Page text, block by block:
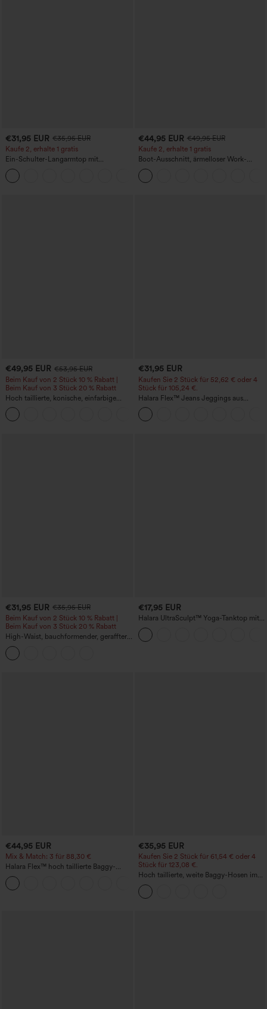
€31,95 EUR €35,95 EUR
Kaufe 2, erhalte 1 gratis
Ein-Schulter-Langarmtop mit
Daumenloch, geschwungener Saum
(High-Low), schnell trocknend – Yoga-
Sporttop mit integriertem BH
€44,95 EUR €49,95 EUR
Kaufe 2, erhalte 1 gratis
Boot-Ausschnitt, ärmelloser Work-
Jumpsuit mit seitlicher Bindung,
kühlender Cool-Touch-Effekt, gestreift
und mit Taschen – Easy Peezy Edition
€49,95 EUR €53,95 EUR
Beim Kauf von 2 Stück 10 % Rabatt |
Beim Kauf von 3 Stück 20 % Rabatt
Hoch taillierte, konische, einfarbige
Anzughose mit Seitentaschen
€31,95 EUR
Kaufen Sie 2 Stück für 52,62 € oder 4
Stück für 105,24 €.
Halara Flex™ Jeans Jeggings aus
elastischem Strick-Denim mit hohem
Bund und Gesäßtaschen
€31,95 EUR €35,95 EUR
Beim Kauf von 2 Stück 10 % Rabatt |
Beim Kauf von 3 Stück 20 % Rabatt
High-Waist, bauchformender, geraffter
Midirock mit geschwungenem Saum, 2-
in-1 Fleece/PU, lässig
€17,95 EUR
Halara UltraSculpt™ Yoga-Tanktop mit
doppelten Trägern und gedrehtem
Rückendesign
€44,95 EUR
Mix & Match: 3 für 88,30 €
Halara Flex™ hoch taillierte Baggy-
Jeans mit Taschen, weitem Bein,
stonewashed, lässig
€35,95 EUR
Kaufen Sie 2 Stück für 61,54 € oder 4
Stück für 123,08 €.
Hoch taillierte, weite Baggy-Hosen im
Casual-Stil mit Taschen